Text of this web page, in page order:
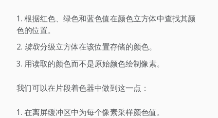
根据红色、绿色和蓝色值在颜色立方体中查找其颜
色的位置。
读取分级立方体在该位置存储的颜色。
用读取的颜色而不是原始颜色绘制像素。
我们可以在片段着色器中做到这一点：
在离屏缓冲区中为每个像素采样颜色值。